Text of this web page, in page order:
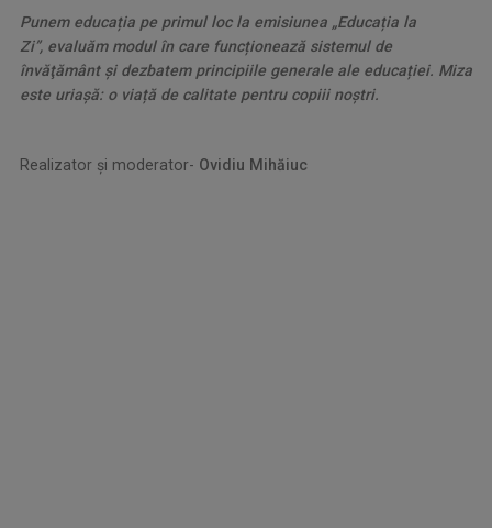
Punem educația pe primul loc la emisiunea „Educația la
Zi”, evaluăm modul în care funcționează sistemul de
învăţământ și dezbatem principiile generale ale educației. Miza
este uriașă: o viață de calitate pentru copiii noștri.
Realizator și moderator- Ovidiu Mihăiuc